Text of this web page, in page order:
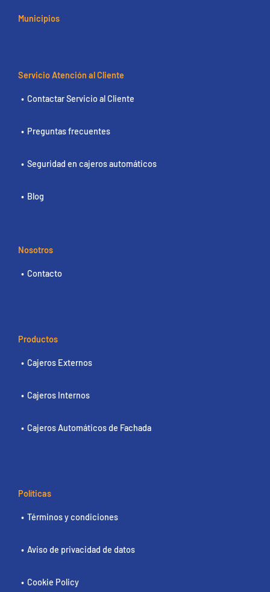
Municipios
Servicio Atención al Cliente
Contactar Servicio al Cliente
Preguntas frecuentes
Seguridad en cajeros automáticos
Blog
Nosotros
Contacto
Productos
Cajeros Externos
Cajeros Internos
Cajeros Automáticos de Fachada
Políticas
Términos y condiciones
Aviso de privacidad de datos
Cookie Policy